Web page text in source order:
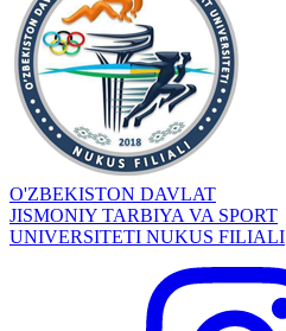
O'ZBEKISTON DAVLAT
JISMONIY TARBIYA VA SPORT
UNIVERSITETI NUKUS FILIALI